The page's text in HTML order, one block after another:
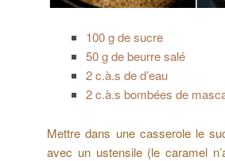
100 g de sucre
50 g de beurre salé
2 c.à.s de d’eau
2 c.à.s bombées de
Mettre dans une casserole le
avec un ustensile (le caramel